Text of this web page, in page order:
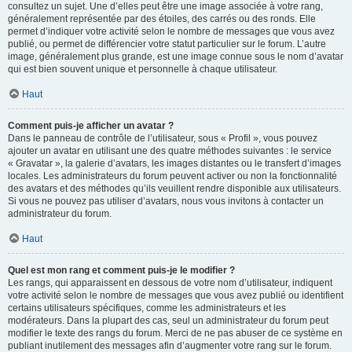
consultez un sujet. Une d’elles peut être une image associée à votre rang,
généralement représentée par des étoiles, des carrés ou des ronds. Elle
permet d’indiquer votre activité selon le nombre de messages que vous avez
publié, ou permet de différencier votre statut particulier sur le forum. L’autre
image, généralement plus grande, est une image connue sous le nom d’avatar
qui est bien souvent unique et personnelle à chaque utilisateur.
Haut
Comment puis-je afficher un avatar ?
Dans le panneau de contrôle de l’utilisateur, sous « Profil », vous pouvez
ajouter un avatar en utilisant une des quatre méthodes suivantes : le service
« Gravatar », la galerie d’avatars, les images distantes ou le transfert d’images
locales. Les administrateurs du forum peuvent activer ou non la fonctionnalité
des avatars et des méthodes qu’ils veuillent rendre disponible aux utilisateurs.
Si vous ne pouvez pas utiliser d’avatars, nous vous invitons à contacter un
administrateur du forum.
Haut
Quel est mon rang et comment puis-je le modifier ?
Les rangs, qui apparaissent en dessous de votre nom d’utilisateur, indiquent
votre activité selon le nombre de messages que vous avez publié ou identifient
certains utilisateurs spécifiques, comme les administrateurs et les
modérateurs. Dans la plupart des cas, seul un administrateur du forum peut
modifier le texte des rangs du forum. Merci de ne pas abuser de ce système en
publiant inutilement des messages afin d’augmenter votre rang sur le forum.